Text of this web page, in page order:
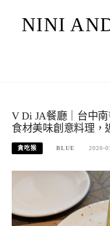
NINI
V Di JA餐廳｜台中
食材美味創意料理，
貪吃猴 BLUE 2020-